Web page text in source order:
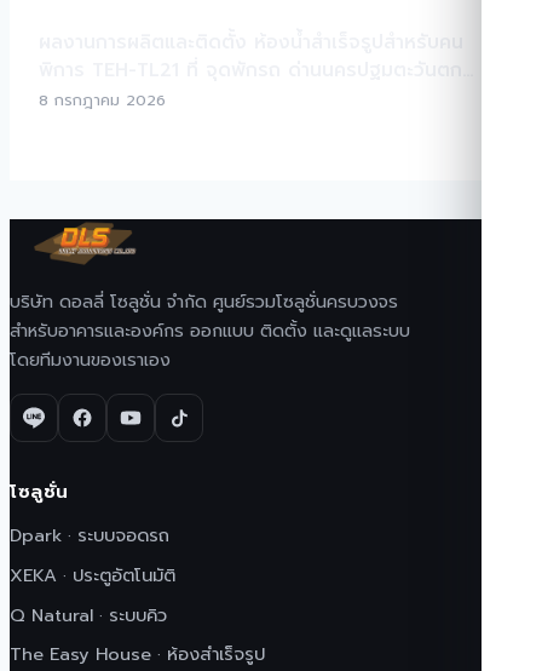
มอเตอร์เวย์ M81
8 กรกฎาคม 2026
บริษัท ดอลลี่ โซลูชั่น จำกัด ศูนย์รวมโซลูชั่นครบวงจร
สำหรับอาคารและองค์กร ออกแบบ ติดตั้ง และดูแลระบบ
โดยทีมงานของเราเอง
โซลูชั่น
Dpark · ระบบจอดรถ
XEKA · ประตูอัตโนมัติ
Q Natural · ระบบคิว
The Easy House · ห้องสำเร็จรูป